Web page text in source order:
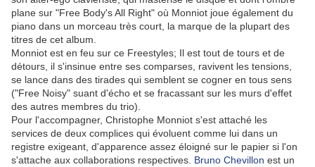
plane sur "Free Body's All Right" où Monniot joue également du
piano dans un morceau très court, la marque de la plupart des
titres de cet album.
Monniot est en feu sur ce Freestyles; Il est tout de tours et de
détours, il s'insinue entre ses comparses, ravivent les tensions,
se lance dans des tirades qui semblent se cogner en tous sens
("Free Noisy" suant d'écho et se fracassant sur les murs d'effet
des autres membres du trio).
Pour l'accompagner, Christophe Monniot s'est attaché les
services de deux complices qui évoluent comme lui dans un
registre exigeant, d'apparence assez éloigné sur le papier si l'on
s'attache aux collaborations respectives. Bruno Chevillon est un